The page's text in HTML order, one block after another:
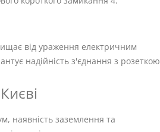
від ураження електричним
надійність з'єднання з розеткою
наявність заземлення та